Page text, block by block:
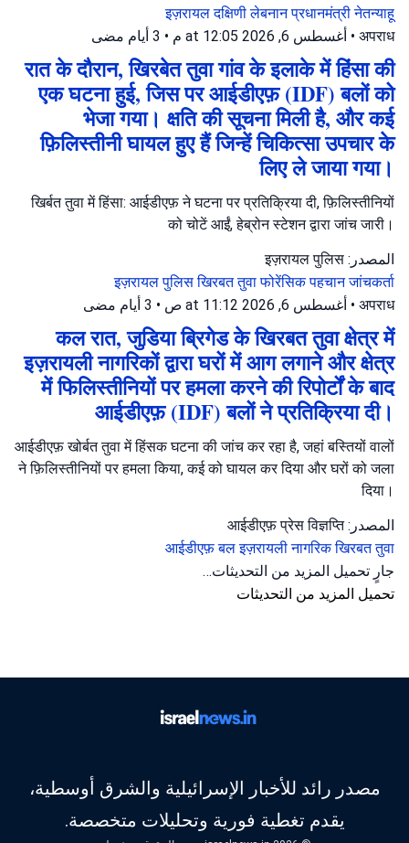
इज़रायलदक्षिणी लेबनानप्रधानमंत्री नेतन्याहू
अपराध
• أغسطس 6, 2026 at 12:05 م • 3 أيام مضى
रात के दौरान, खिरबेत तुवा गांव के इलाके में हिंसा की
एक घटना हुई, जिस पर आईडीएफ़ (IDF) बलों को
भेजा गया। क्षति की सूचना मिली है, और कई
फ़िलिस्तीनी घायल हुए हैं जिन्हें चिकित्सा उपचार के
लिए ले जाया गया।
खिर्बत तुवा में हिंसा: आईडीएफ़ ने घटना पर प्रतिक्रिया दी, फ़िलिस्तीनियों
को चोटें आईं, हेब्रोन स्टेशन द्वारा जांच जारी।
المصدر: इज़रायल पुलिस
इज़रायल पुलिसखिरबत तुवाफोरेंसिक पहचान जांचकर्ता
अपराध
• أغسطس 6, 2026 at 11:12 ص • 3 أيام مضى
कल रात, जुडिया ब्रिगेड के खिरबत तुवा क्षेत्र में
इज़रायली नागरिकों द्वारा घरों में आग लगाने और क्षेत्र
में फिलिस्तीनियों पर हमला करने की रिपोर्टों के बाद
आईडीएफ़ (IDF) बलों ने प्रतिक्रिया दी।
आईडीएफ़ खोर्बत तुवा में हिंसक घटना की जांच कर रहा है, जहां बस्तियों वालों
ने फ़िलिस्तीनियों पर हमला किया, कई को घायल कर दिया और घरों को जला
दिया।
المصدر: आईडीएफ़ प्रेस विज्ञप्ति
आईडीएफ़ बलइज़रायली नागरिकखिरबत तुवा
جارٍ تحميل المزيد من التحديثات…
تحميل المزيد من التحديثات
مصدر رائد للأخبار الإسرائيلية والشرق أوسطية،
يقدم تغطية فورية وتحليلات متخصصة.